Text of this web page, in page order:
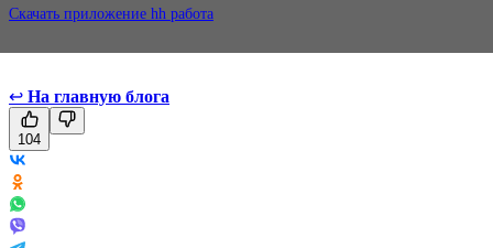
Скачать приложение hh работа
↩ На главную блога
104